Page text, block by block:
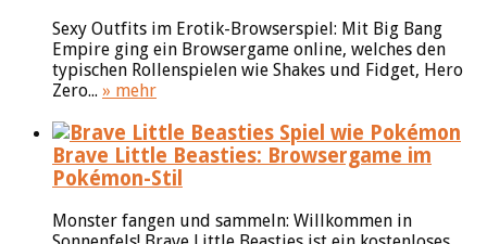
Sexy Outfits im Erotik-Browserspiel: Mit Big Bang
Empire ging ein Browsergame online, welches den
typischen Rollenspielen wie Shakes und Fidget, Hero
Zero... » mehr
Brave Little Beasties: Browsergame im
Pokémon-Stil
Monster fangen und sammeln: Willkommen in